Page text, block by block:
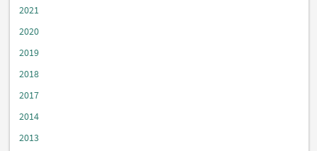
2021
2020
2019
2018
2017
2014
2013